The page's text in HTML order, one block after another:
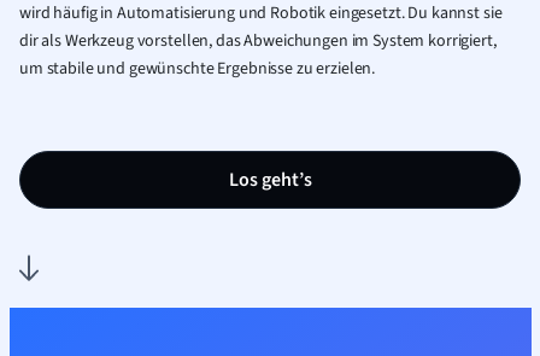
wird häufig in Automatisierung und Robotik eingesetzt. Du kannst sie
dir als Werkzeug vorstellen, das Abweichungen im System korrigiert,
um stabile und gewünschte Ergebnisse zu erzielen.
Los geht’s